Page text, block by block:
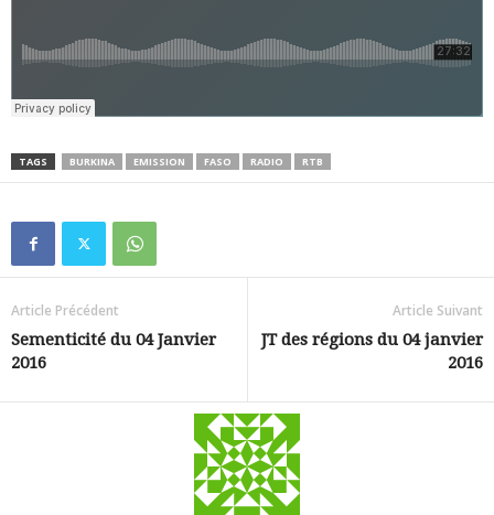
TAGS BURKINA EMISSION FASO RADIO RTB
Article Précédent
Sementicité du 04 Janvier
2016
Article Suivant
JT des régions du 04 janvier
2016